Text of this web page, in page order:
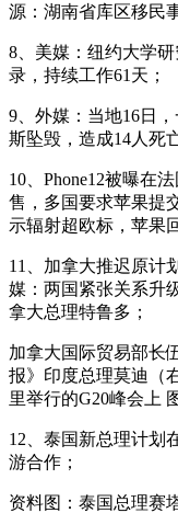
源：湖南省库区移民
8、美媒：纽约大学
录，持续工作61天；
9、外媒：当地16日
斯坠毁，造成14人死
10、Phone12被曝在
售，多国要求苹果提
示辐射超欧标，苹果
11、加拿大推迟原计
媒：两国紧张关系升
拿大总理特鲁多；
加拿大国际贸易部长
报》印度总理莫迪（
里举行的G20峰会上
12、泰国新总理计划
游合作；
资料图：泰国总理赛